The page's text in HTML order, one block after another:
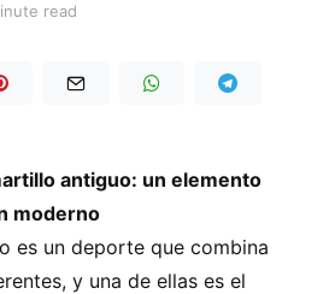
read
antiguo: un elemento
moderno
es un deporte que combina
y una de ellas es el